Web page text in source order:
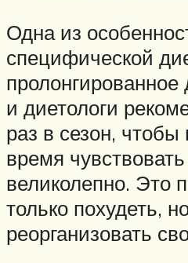
Одна из
специфической
и диетологи
раз в сезон, чтобы
время
великолепно. Это
только похудеть,
реорганизовать